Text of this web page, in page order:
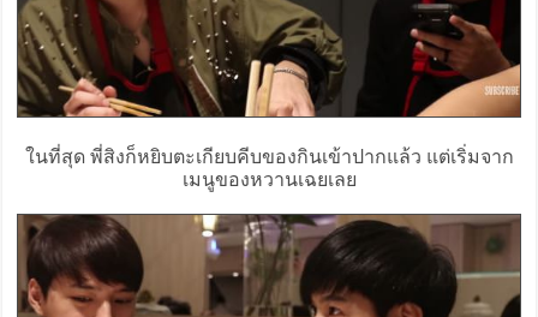
ในที่สุด พี่สิงก็หยิบตะเกียบคีบของกินเข้าปากแล้ว แต่เริ่มจาก
เมนูของหวานเฉยเลย